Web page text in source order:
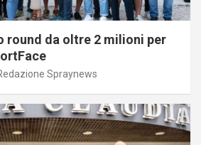
round da oltre 2 milioni per
Spraynews